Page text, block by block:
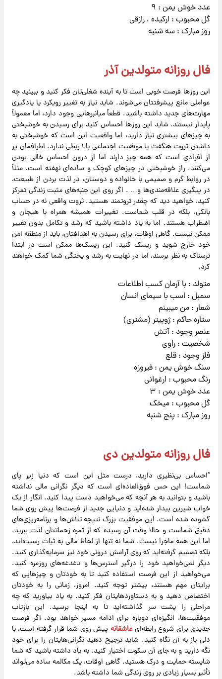
عدد خوش یمن : ۹
گل محبوب : ارکیده ، رازقی
روز مبارک : سه شنبه
فال روزانه متولدین آذر
این روزها فرصت خوبی است تا به آینده شغلی‌تان فکر کنید و ببینید چه
عواملی مانع پیشرفتتان می‌شوند. شاید نیاز به تغییر رویکرد یا یادگیری
مهارت‌های جدید داشته باشید. قطعاً میانبرهایی وجود دارد، اما معمولاً
پایدار نیستند. شاید این روزها احساس کنید برای رسیدن به خوشبختی
به چیزهای بیشتری نیاز دارید، اما واقعیت این است که خوشبختی به
داشتن ثروت هنگفت یا موقعیت اجتماعی بالا ربطی ندارد. اطرافمان پر
از افرادی است که همه چیز دارند اما از درون احساس خالی بودن
می‌کنند. راز خوشبختی در چیزهای کوچک و ساده‌ای نهفته است. مثلاً
در روابط گرم و صمیمی با خانواده و دوستان، در لذت بردن از طبیعت،
در پیگیری علاقه‌مندی‌ها و… . اگر روی این جنبه‌های مثبت زندگی تمرکز
کنید، خواهید دید که چقدر ثروتمند هستید. ثروت واقعی نه در حساب
بانکی، بلکه در قلب شماست. تغییرات همیشه همراه با هیجان و
اضطراب هستند. اما به یاد داشته باشید که رشد و تکامل بدون تغییر
ممکن نیست. گاهی اوقات، برای رسیدن به اهدافتان، باید از منطقه امن
خود خارج شوید و ریسک کنید. این ریسک‌ها ممکن است در ابتدا
ترسناک به نظر برسند، اما در نهایت به رشد و پختگی شما کمک خواهند
کرد.
متولد : با آرمان کسب اطلاعات
سمبل : اسب با سیمای انسان
شعار : من میبینم
ستاره حاکم : ژوپیتر (مشتری)
عنصر وجود : آتش
شخصیت : راوی
فلز وجود : قلع
سنگ خوش یمن : فیروزه
رنگ محبوب : ارغوانی
عدد خوش یمن : ۳
گل محبوب : میخک
روز مبارک : پنج شنبه
فال روزانه متولدین دی
“احساس بی‌نظیری دارید، درست مثل این است که دنیا زیر پای
شماست! این حس فوق‌العاده‌ای است که دیگر نگرانی مالی نداشته
باشید و بتوانید به هر آنچه که می‌خواهید دست پیدا کنید. انگار از یک
خواب شیرین بیدار شده‌اید و دنیایی جدید از فرصت‌ها پیش روی شما
گشوده شده است. این موفقیت بزرگ نتیجه تلاش‌ها و برنامه‌ریزی‌های
دقیق شماست و حالا وقت آن رسیده که از ثمره زحماتتان لذت ببرید.
اما این همه ماجرا نیست. شما نه تنها از لحاظ مالی به ثبات رسیده‌اید،
بلکه تصمیم گرفته‌اید که روی آرامش درونی خود نیز سرمایه‌گذاری کنید.
دیگر نمی‌خواهید خود را درگیر استرس‌ها و دغدغه‌های روزمره کنید.
می‌خواهید از این فرصت استفاده کنید تا به خودتان و چیزهایی که
برایتان مهم هستند، بیشتر توجه کنید. امروز، زمانی را به خودتان
اختصاص دهید و به دستاوردهایتان فکر کنید. به یاد بیاورید که چه
مراحلی را پشت سر گذاشته‌اید تا به اینجا برسید. این بازتاب
موفقیت‌ها، انگیزه‌ای دوباره برای ادامه مسیر خواهد بود. اگر فرصت
جدیدی برای شروع رابطه‌ایعاشقانه پیش روی شما قرار گرفته است، با
دلی باز به آن نگاه کنید. شاید ترجیح دهید نگرانی‌هایتان را برای خود
نگه دارید و به جای آن سکوت اختیار کنید. به یاد داشته باشید که شما
شایسته حمایت و درک هستید. گاهی اوقات، یک مکالمه ساده می‌تواند
تأثیر بسیار زیادی بر روی زندگی شما داشته باشد.